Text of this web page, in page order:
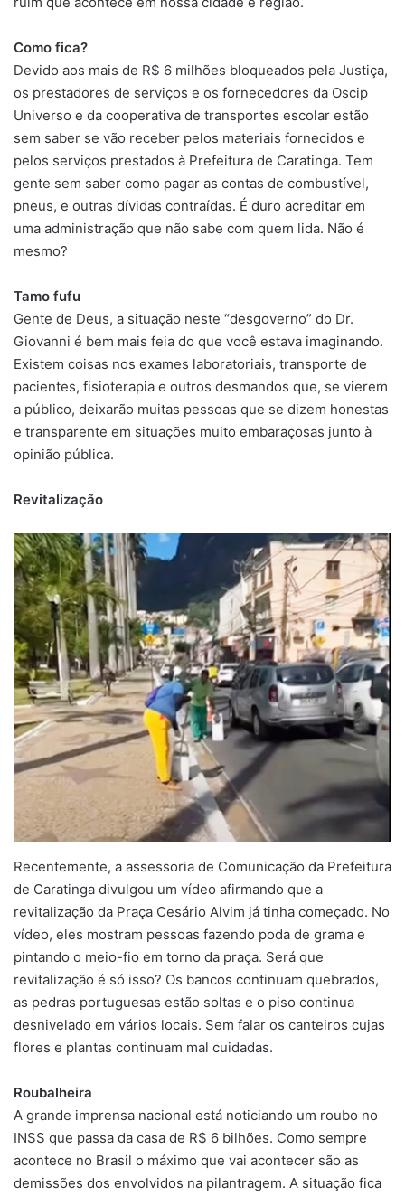
Como fica?
Devido aos mais de R$ 6 milhões bloqueados pela Justiça,
os prestadores de serviços e os fornecedores da Oscip
Universo e da cooperativa de transportes escolar estão
sem saber se vão receber pelos materiais fornecidos e
pelos serviços prestados à Prefeitura de Caratinga. Tem
gente sem saber como pagar as contas de combustível,
pneus, e outras dívidas contraídas. É duro acreditar em
uma administração que não sabe com quem lida. Não é
mesmo?
Tamo fufu
Gente de Deus, a situação neste “desgoverno” do Dr.
Giovanni é bem mais feia do que você estava imaginando.
Existem coisas nos exames laboratoriais, transporte de
pacientes, fisioterapia e outros desmandos que, se vierem
a público, deixarão muitas pessoas que se dizem honestas
e transparente em situações muito embaraçosas junto à
opinião pública.
Revitalização
Recentemente, a assessoria de Comunicação da Prefeitura
de Caratinga divulgou um vídeo afirmando que a
revitalização da Praça Cesário Alvim já tinha começado. No
vídeo, eles mostram pessoas fazendo poda de grama e
pintando o meio-fio em torno da praça. Será que
revitalização é só isso? Os bancos continuam quebrados,
as pedras portuguesas estão soltas e o piso continua
desnivelado em vários locais. Sem falar os canteiros cujas
flores e plantas continuam mal cuidadas.
Roubalheira
A grande imprensa nacional está noticiando um roubo no
INSS que passa da casa de R$ 6 bilhões. Como sempre
acontece no Brasil o máximo que vai acontecer são as
demissões dos envolvidos na pilantragem. A situação fica